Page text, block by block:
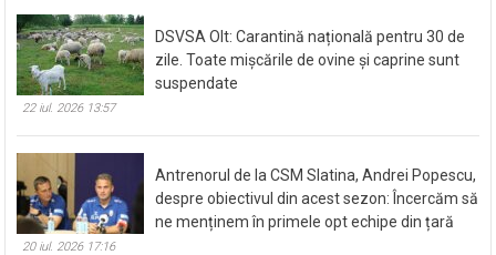
DSVSA Olt: Carantină națională pentru 30 de
zile. Toate mișcările de ovine și caprine sunt
suspendate
22 iul. 2026 13:57
Antrenorul de la CSM Slatina, Andrei Popescu,
despre obiectivul din acest sezon: Încercăm să
ne menținem în primele opt echipe din țară
20 iul. 2026 17:16